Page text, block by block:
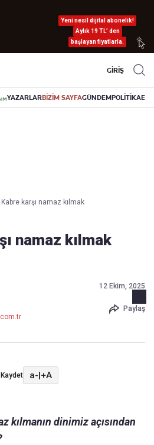
Yeni nesil dijital abonelik!
Aylık 19 TL’ den
başlayan fiyatlarla.
GİRİŞ
YAZARLARBİZİM SAYFAGÜNDEMPOLİTİKA
Kabre karşı namaz kılmak
namaz kılmak
12 Ekim, 2025
Paylaş
Kaydet a-|+A
kılmanın dinimiz açısından